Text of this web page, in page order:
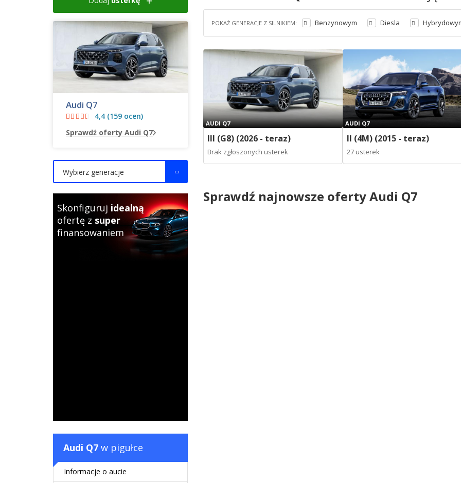
POKAŻ GENERACJE Z SILNIKIEM: Benzynowym Diesla
AUDI Q7
III (G8) (2026 - teraz)
Brak zgłoszonych usterek
AUDI Q7
II (4M) (2015 - teraz)
27 usterek
Sprawdź najnowsze oferty Audi Q7
Audi Q7
4,4 (159 ocen)
Sprawdź oferty Audi Q7
Wybierz generacje
Skonfiguruj idealną
ofertę z super
finansowaniem
Audi Q7 w pigułce
Informacje o aucie